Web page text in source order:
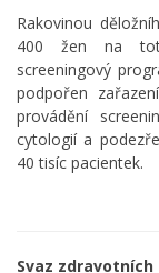
Rakovinou
400 žen na
screeningový
podpořen
provádění
cytologií a
40 tisíc pacientek.
Svaz